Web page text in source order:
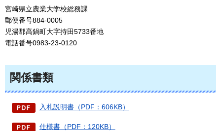
宮崎県立農業大学校総務課
郵便番号884-0005
児湯郡高鍋町大字持田5733番地
電話番号0983-23-0120
関係書類
入札説明書（PDF：606KB）
仕様書（PDF：120KB）